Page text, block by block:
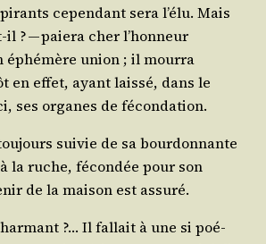
cepen­dant sera l’é­lu. Mais
? — paie­ra cher l’hon­neur
éphé­mère union ; il mour­ra
en effet, ayant lais­sé, dans le
ses organes de fécondation.
sui­vie de sa bour­don­nante
la ruche, fécon­dée pour son
de la mai­son est assuré.
?… Il fal­lait à une si poé­